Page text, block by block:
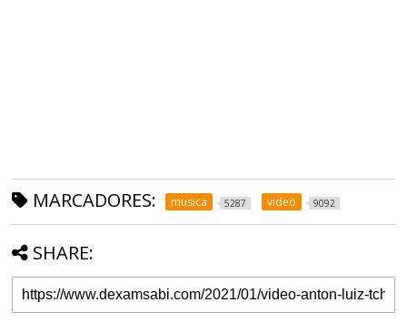
MARCADORES: musica 5287 video 9092
SHARE: